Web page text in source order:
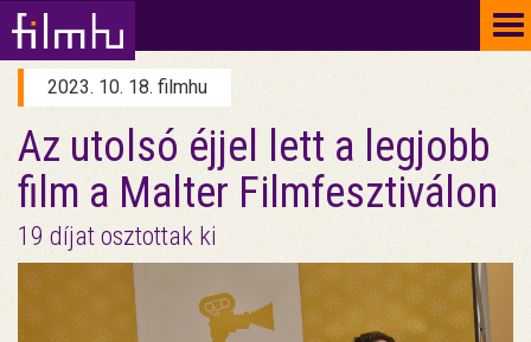
2023. 10. 18. filmhu
Az utolsó éjjel lett a legjobb
film a Malter Filmfesztiválon
19 díjat osztottak ki